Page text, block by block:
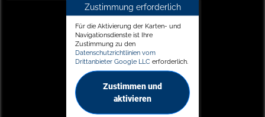
Zustimmung erforderlich
Für die Aktivierung der Karten- und
Navigationsdienste ist Ihre
Zustimmung zu den
Datenschutzrichtlinien vom
Drittanbieter Google LLC erforderlich.
Zustimmen und
aktivieren